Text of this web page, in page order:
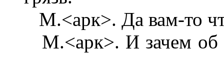
М.<арк>. Да вам-то
М.<арк>. И зачем об